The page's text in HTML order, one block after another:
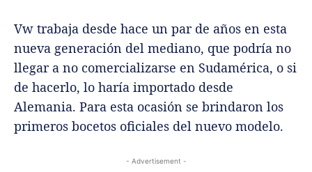
Vw trabaja desde hace un par de años en esta
nueva generación del mediano, que podría no
llegar a no comercializarse en Sudamérica, o si
de hacerlo, lo haría importado desde
Alemania. Para esta ocasión se brindaron los
primeros bocetos oficiales del nuevo modelo.
- Advertisement -